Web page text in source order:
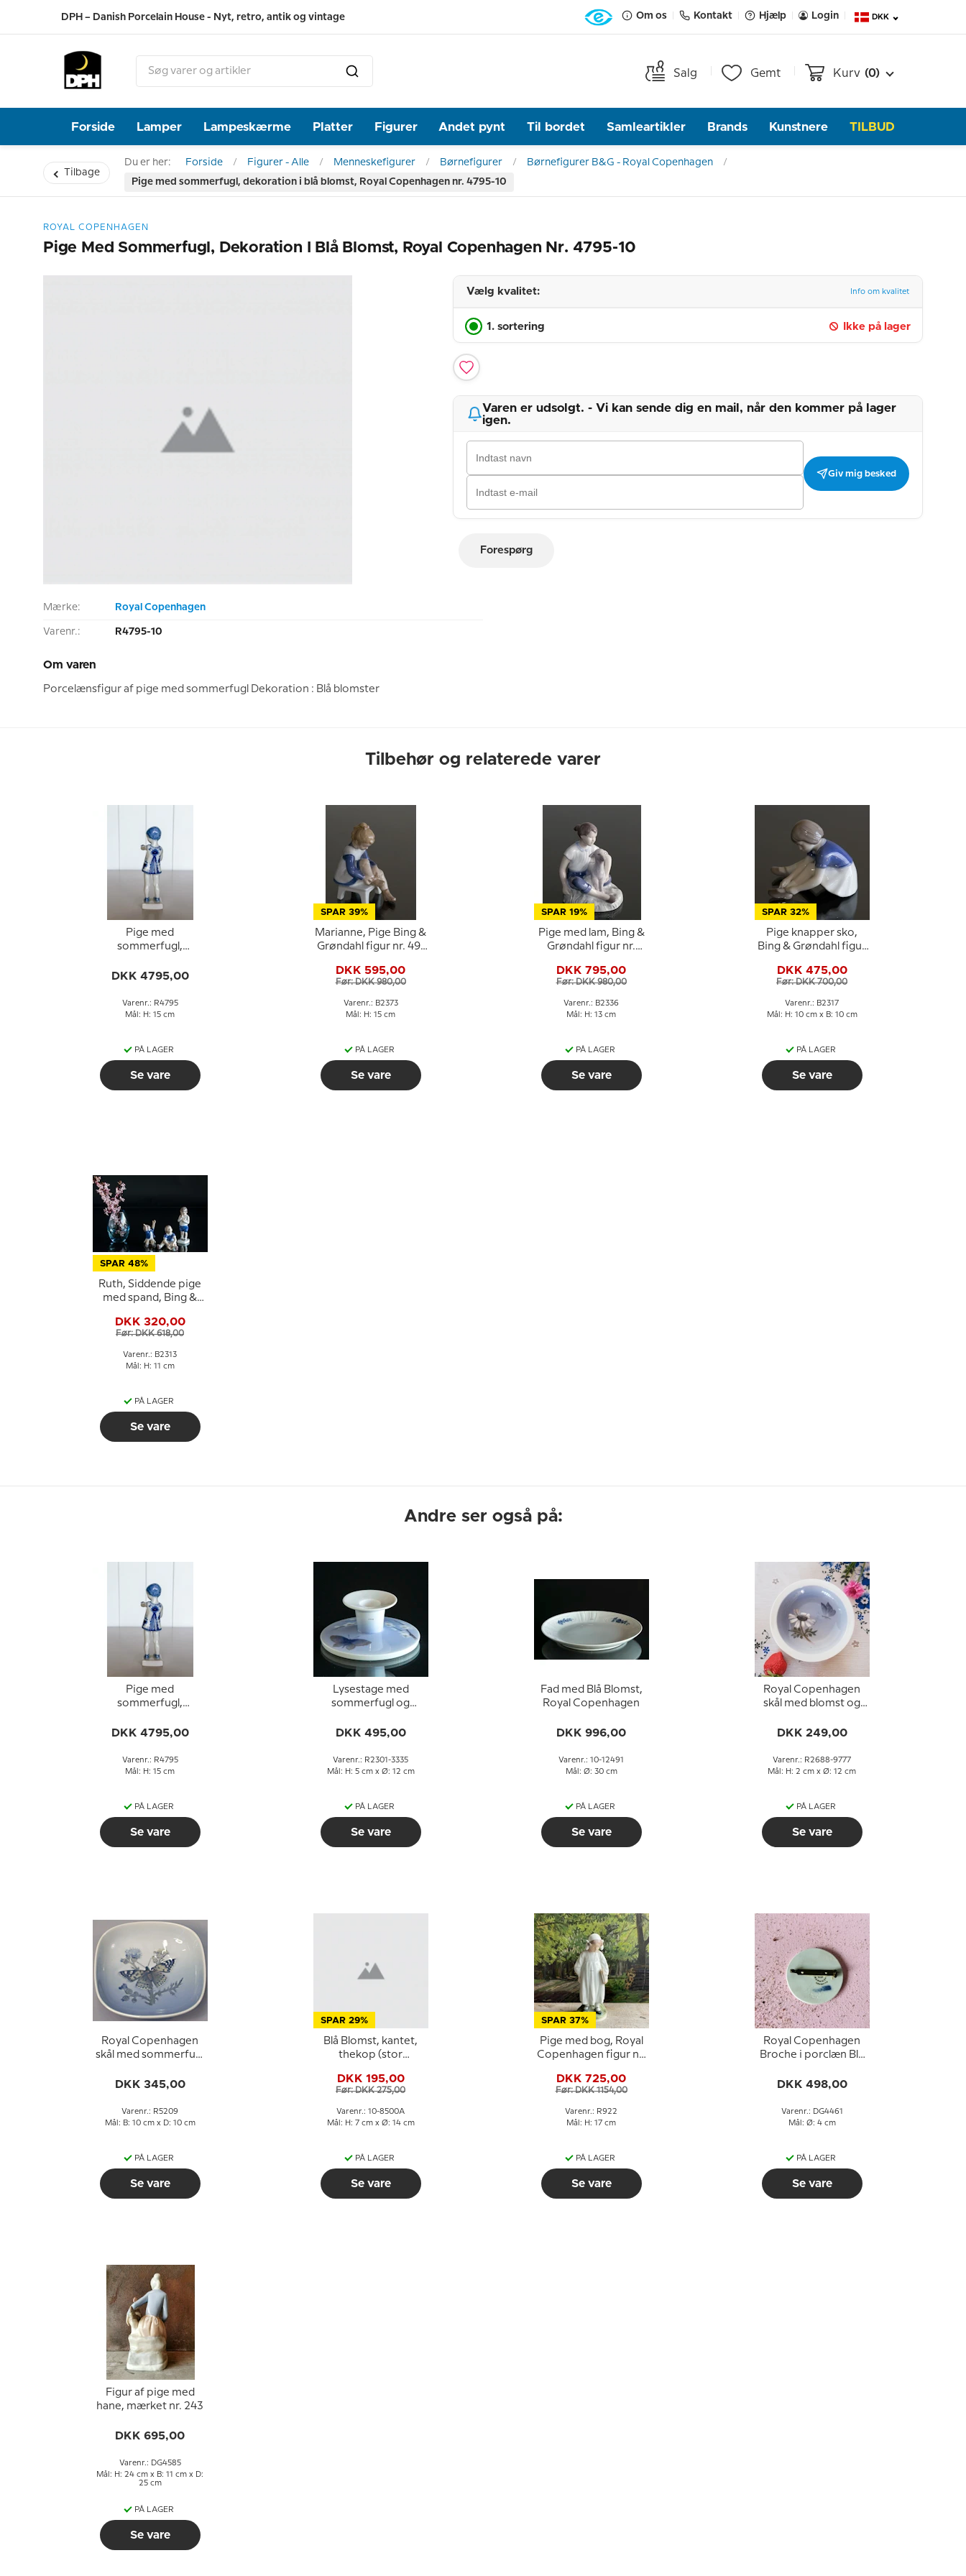
DPH – Danish Porcelain House - Nyt, retro, antik og vintage Om os Kontakt Hjælp Login DKK
Salg Gemt Kurv (0)
Forside Lamper Lampeskærme Platter Figurer Andet pynt Til bordet Samleartikler Brands Kunstnere TILBUD
Tilbage
Du er her: Forside Figurer - Alle Menneskefigurer Børnefigurer
Børnefigurer B&G - Royal Copenhagen
Pige med sommerfugl, dekoration i blå blomst, Royal Copenhagen nr. 4795-10
ROYAL COPENHAGEN
Pige Med Sommerfugl, Dekoration I Blå Blomst, Royal Copenhagen Nr. 4795-10
Vælg kvalitet: Info om kvalitet
1. sortering Ikke på lager
Varen er udsolgt. - Vi kan sende dig en mail, når den kommer på lager
igen.
Giv mig besked
Forespørg
Mærke: Royal Copenhagen
Varenr.: R4795-10
Om varen
Porcelænsfigur af pige med sommerfugl Dekoration : Blå blomster
Tilbehør og relaterede varer
Pige med
sommerfugl,
Copenhagen figur nr.
DKK 4795,00
Varenr.: R4795
Mål: H: 15 cm
PÅ LAGER
Se vare
SPAR 39%
Marianne, Pige Bing &
Grøndahl figur nr. 491
DKK 595,00
Før: DKK 980,00
Varenr.: B2373
Mål: H: 15 cm
PÅ LAGER
Se vare
SPAR 19%
Pige med lam, Bing &
Grøndahl figur nr.
DKK 795,00
Før: DKK 980,00
Varenr.: B2336
Mål: H: 13 cm
PÅ LAGER
Se vare
SPAR 32%
Pige knapper sko,
Bing & Grøndahl figur
DKK 475,00
Før: DKK 700,00
Varenr.: B2317
Mål: H: 10 cm x B: 10 cm
PÅ LAGER
Se vare
SPAR 48%
Ruth, Siddende pige
med spand, Bing &
DKK 320,00
Før: DKK 618,00
Varenr.: B2313
Mål: H: 11 cm
PÅ LAGER
Se vare
Andre ser også på:
Pige med
sommerfugl,
Copenhagen figur nr.
DKK 4795,00
Varenr.: R4795
Mål: H: 15 cm
PÅ LAGER
Se vare
Lysestage med
sommerfugl og
Copenhagen nr. 2301-
DKK 495,00
Varenr.: R2301-3335
Mål: H: 5 cm x Ø: 12 cm
PÅ LAGER
Se vare
Fad med Blå Blomst,
Royal Copenhagen
DKK 996,00
Varenr.: 10-12491
Mål: Ø: 30 cm
PÅ LAGER
Se vare
Royal Copenhagen
skål med blomst og
9777
DKK 249,00
Varenr.: R2688-9777
Mål: H: 2 cm x Ø: 12 cm
PÅ LAGER
Se vare
Royal Copenhagen
skål med sommerfugl
DKK 345,00
Varenr.: R5209
Mål: B: 10 cm x D: 10 cm
PÅ LAGER
Se vare
SPAR 29%
Blå Blomst, kantet,
thekop (stor
med underkop nr.
10/8608 1,8 dl, Royal
Copenhagen
DKK 195,00
Før: DKK 275,00
Varenr.: 10-8500A
Mål: H: 7 cm x Ø: 14 cm
PÅ LAGER
Se vare
SPAR 37%
Pige med bog, Royal
Copenhagen figur nr.
DKK 725,00
Før: DKK 1154,00
Varenr.: R922
Mål: H: 17 cm
PÅ LAGER
Se vare
Royal Copenhagen
Broche i porclæn Blå
200 år
DKK 498,00
Varenr.: DG4461
Mål: Ø: 4 cm
PÅ LAGER
Se vare
Figur af pige med
hane, mærket nr. 243
DKK 695,00
Varenr.: DG4585
Mål: H: 24 cm x B: 11 cm x D:
25 cm
PÅ LAGER
Se vare